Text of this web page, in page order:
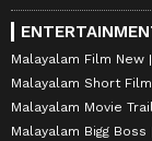
Malayalam Film New
Malayalam Short
Malayalam Movie
Malayalam Bigg Boss